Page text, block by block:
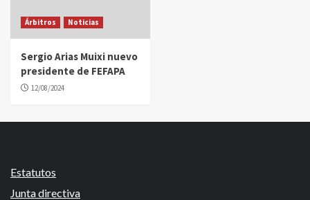
Árbitros Noticias
Sergio Arias Muixi nuevo
presidente de FEFAPA
12/08/2024
Estatutos
Junta directiva